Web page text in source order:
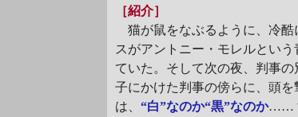
［紹介］
猫が鼠をなぶるように、冷酷
スがアントニー・モレルとい
ていた。そして次の夜、判事
子にかけた判事の傍らに、頭
は、“白”なのか“黒”なのか……